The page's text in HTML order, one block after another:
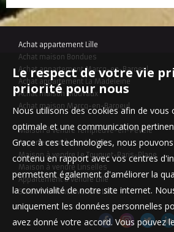
Achat appartement Lille
Achat maison Bondues
Achat appartement Marcq-en-Baroeul
Achat appartement La Madeleine
Achat maison Mouvaux
Achat maison Marcq-en-Baroeul
Maison à vendre Templeuve-en-Pévèle
Appartement à vendre Lille
Maison à vendre Le Touquet-Paris-Plage
Maison à vendre Linselles
Appartement à vendre Lille
Stationnement à vendre Lille
Le respect de votre vie
priorité pour nous
Nous utilisons des cookies afin de vous
optimale et une communication
Grace à ces technologies, nous
contenu en rapport avec vos centres
permettent également d'améliorer la
la convivialité de notre site internet.
uniquement les données personnelles
avez donné votre accord. Vous pouvez